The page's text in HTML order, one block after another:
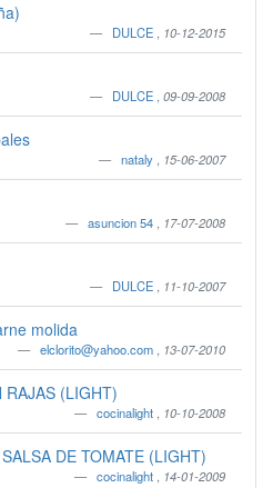
DULCE 10-12-2015
DULCE 09-09-2008
nataly 15-06-2007
asuncion 54 17-07-2008
DULCE 11-10-2007
molida
elclorito@yahoo.com 13-07-2010
RAJAS (LIGHT)
cocinalight 10-10-2008
DE TOMATE (LIGHT)
cocinalight 14-01-2009